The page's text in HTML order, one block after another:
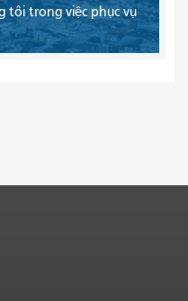
tôi trong việc phục vụ